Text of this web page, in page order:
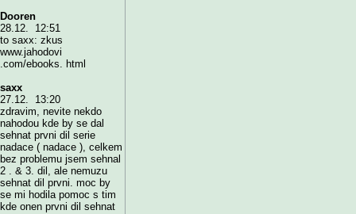
Dooren
28.12. 12:51
to saxx: zkus
www.jahodovi
.com/ebooks. html
saxx
27.12. 13:20
zdravim, nevite nekdo
nahodou kde by se dal
sehnat prvni dil serie
nadace ( nadace ), celkem
bez problemu jsem sehnal
2 . & 3. dil, ale nemuzu
sehnat dil prvni. moc by
se mi hodila pomoc s tim
kde onen prvni dil sehnat